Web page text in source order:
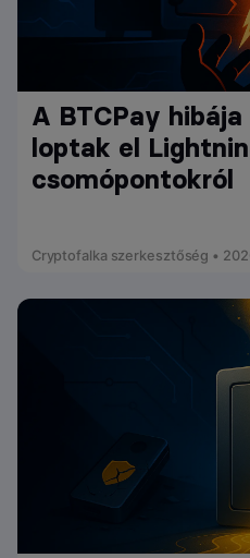
A BTCPay
loptak el
csomópontokról
Cryptofalka szerkesztőség •